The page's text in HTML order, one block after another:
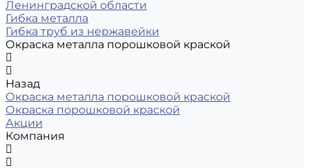
Ленинградской области
Гибка металла
Гибка труб из нержавейки
Окраска металла порошковой краской
Назад
Окраска металла порошковой краской
Окраска порошковой краской
Акции
Компания